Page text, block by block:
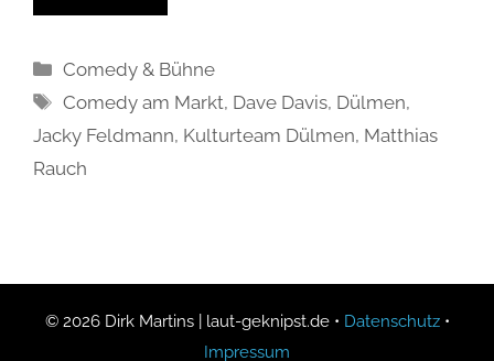
Kategorien
Comedy & Bühne
Schlagwörter
Comedy am Markt, Dave Davis, Dülmen,
Jacky Feldmann, Kulturteam Dülmen, Matthias
Rauch
© 2026 Dirk Martins | laut-geknipst.de • Datenschutz•
Impressum